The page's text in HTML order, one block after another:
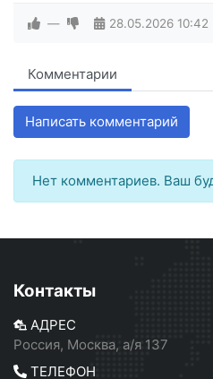
— 28.05.2026 10:42
Комментарии
Написать комментарий
Нет комментариев. Ваш
Контакты
АДРЕС
Россия, Москва, а/я 137
ТЕЛЕФОН